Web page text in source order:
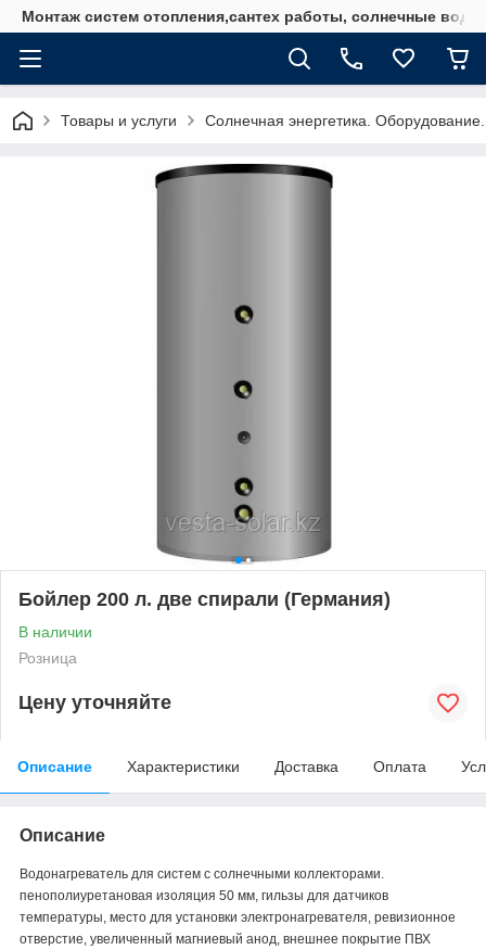
Монтаж систем отопления,сантех работы, солнечные
Товары и услуги Солнечная энергетика. Оборудование.
Бойлер 200 л. две спирали (Германия)
В наличии
Розница
Цену уточняйте
Описание Характеристики Доставка Оплата
Описание
Водонагреватель для систем с солнечными коллекторами.
пенополиуретановая изоляция 50 мм, гильзы для датчиков
температуры, место для установки электронагревателя, ревизионное
отверстие, увеличенный магниевый анод, внешнее покрытие ПВХ